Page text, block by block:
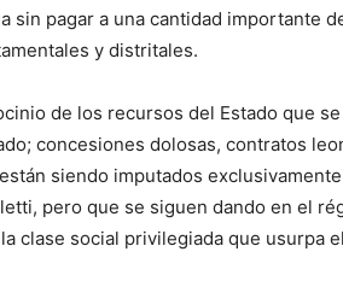
sin pagar a una cantidad importante
y distritales.
de los recursos del Estado que
concesiones dolosas, contratos
siendo imputados
pero que se siguen dando en el
clase social privilegiada que usurpa